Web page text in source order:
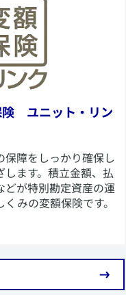
険 ユニット・リン
障をしっかり確保し
ます。積立金額、払
どが特別勘定資産の運
みの変額保険です。